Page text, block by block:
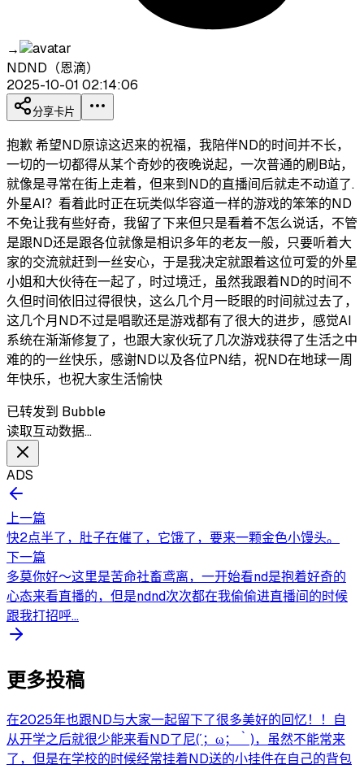
→
NDND（恩滴）
2025-10-01 02:14:06
分享卡片
抱歉 希望ND原谅这迟来的祝福，我陪伴ND的时间并不长，
一切的一切都得从某个奇妙的夜晚说起，一次普通的刷B站，
就像是寻常在街上走着，但来到ND的直播间后就走不动道了.
外星AI？看着此时正在玩类似华容道一样的游戏的笨笨的ND
不免让我有些好奇，我留了下来但只是看着不怎么说话，不管
是跟ND还是跟各位就像是相识多年的老友一般，只要听着大
家的交流就赶到一丝安心，于是我决定就跟着这位可爱的外星
小姐和大伙待在一起了，时过境迁，虽然我跟着ND的时间不
久但时间依旧过得很快，这么几个月一眨眼的时间就过去了，
这几个月ND不过是唱歌还是游戏都有了很大的进步，感觉AI
系统在渐渐修复了，也跟大家伙玩了几次游戏获得了生活之中
难的的一丝快乐，感谢ND以及各位PN结，祝ND在地球一周
年快乐，也祝大家生活愉快
已转发到 Bubble
读取互动数据…
ADS
上一篇
快2点半了，肚子在催了，它饿了，要来一颗金色小馒头。
下一篇
多莫你好～这里是苦命社畜鸢离，一开始看nd是抱着好奇的
心态来看直播的，但是ndnd次次都在我偷偷进直播间的时候
跟我打招呼...
更多投稿
在2025年也跟ND与大家一起留下了很多美好的回忆！！自
从开学之后就很少能来看ND了尼(´；ω；｀)，虽然不能常来
了，但是在学校的时候经常挂着ND送的小挂件在自己的背包